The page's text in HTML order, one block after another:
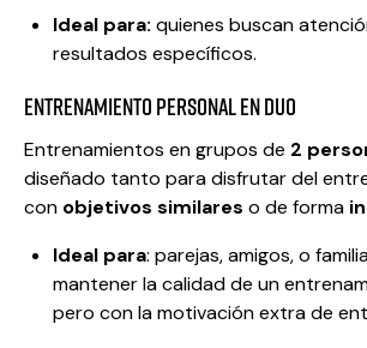
Ideal para: quienes buscan
resultados específicos.
Entrenamiento Personal en duo
Entrenamientos en grupos de 2
diseñado tanto para disfrutar del
con objetivos similares o de forma
Ideal para: parejas, amigos, o
mantener la calidad de un
pero con la motivación extra de